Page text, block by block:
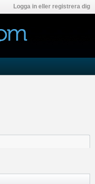
Logga in eller registrera dig